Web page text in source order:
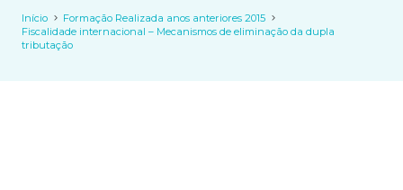
Início
Formação Realizada anos anteriores 2015
Fiscalidade internacional – Mecanismos de eliminação da dupla
tributação